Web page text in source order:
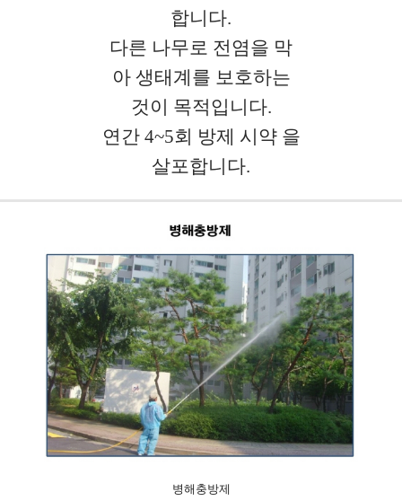
합니다.
다른 나무로 전염을 막
아 생태계를 보호하는
것이 목적입니다.
연간 4~5회 방제 시약 을
살포합니다.
병해충방제